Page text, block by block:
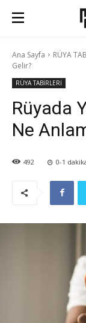
Ana Sayfa RÜYA
Gelir?
RÜYA TABİRLERİ
Rüyada
Ne
492 0-1